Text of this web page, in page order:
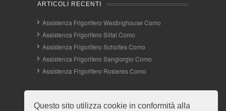
Questo sito utilizza cookie in conformità alla
ARTICOLI RECENTI
Assistenza Frigorifero Westinghouse Como
Assistenza Frigorifero Siltal Como
Assistenza Frigorifero Scholtes Como
Assistenza Frigorifero Sangiorgio Como
Assistenza Frigorifero Rosieres Como